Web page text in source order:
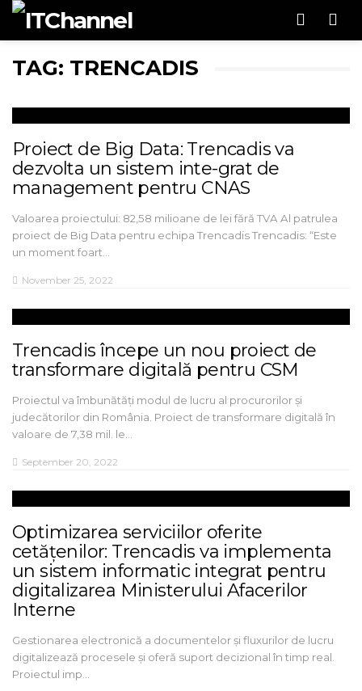
TAG: TRENCADIS
Proiect de Big Data: Trencadis va
dezvolta un sistem inte-grat de
management pentru CNAS
Valoarea proiectului: 82,58 milioane de lei fără TVA Al patrulea
proiect de Big Data pentru echipa Trencadis Trencadis: “Este
un moment foart…
November 25, 2022
Trencadis începe un nou proiect de
transformare digitală pentru CSM
Proiectul va îmbunătăți modul de lucru al procurorilor și
judecătorilor din România. Proiect de transformare digitală în
valoare de 7,38 mil. le…
September 20, 2022
Optimizarea serviciilor oferite
cetățenilor: Trencadis va implementa
un sistem informatic integrat pentru
digitalizarea Ministerului Afacerilor
Interne
Gestionarea electronică a documentelor și fluxurilor de lucru
digitalizează procesele și oferă suport decizional în timp real.
Proiectul imp…